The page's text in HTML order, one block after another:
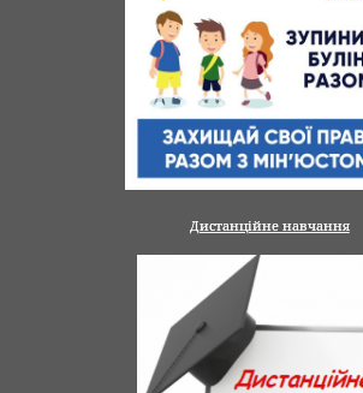
Дистанційне навчання